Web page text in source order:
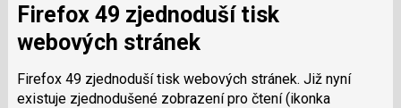
Firefox 49 zjednoduší tisk
webových stránek
Firefox 49 zjednoduší tisk webových stránek. Již nyní
existuje zjednodušené zobrazení pro čtení (ikonka